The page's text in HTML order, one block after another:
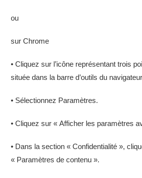
ou
sur Chrome
• Cliquez sur l’icône représentant trois
située dans la barre d’outils du
• Sélectionnez Paramètres.
• Cliquez sur « Afficher les paramètres
• Dans la section « Confidentialité »,
« Paramètres de contenu ».